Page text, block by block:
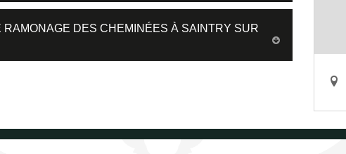
DES CHEMINÉES À SAINTRY SUR